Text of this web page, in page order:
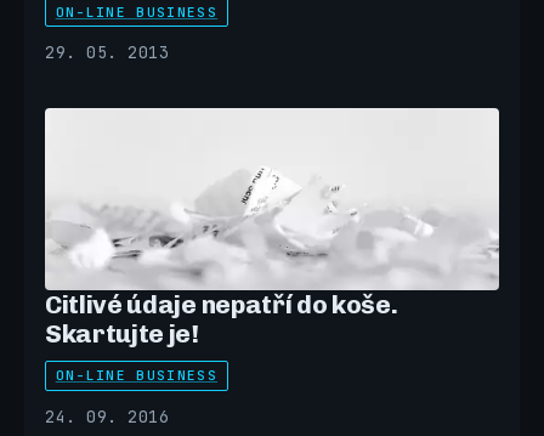
ON-LINE BUSINESS
29. 05. 2013
Citlivé údaje nepatří do koše.
Skartujte je!
ON-LINE BUSINESS
24. 09. 2016